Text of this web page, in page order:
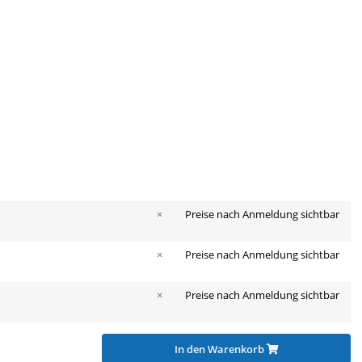
× Preise nach Anmeldung sichtbar
× Preise nach Anmeldung sichtbar
× Preise nach Anmeldung sichtbar
In den Warenkorb